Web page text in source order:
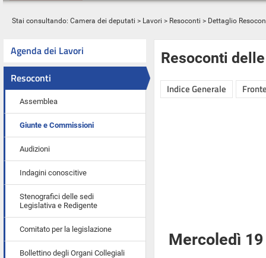
Stai consultando: Camera dei deputati > Lavori > Resoconti > Dettaglio
Agenda dei Lavori
Resoconti
Assemblea
Giunte e Commissioni
Audizioni
Indagini conoscitive
Stenografici delle sedi
Legislativa e Redigente
Comitato per la legislazione
Bollettino degli Organi Collegiali
Resoconti
Indice Generale
Mercoledì